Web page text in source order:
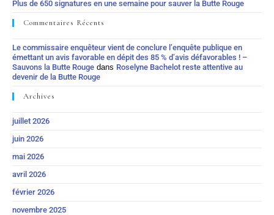
Plus de 650 signatures en une semaine pour sauver la Butte Rouge
Commentaires Récents
Le commissaire enquêteur vient de conclure l’enquête publique en
émettant un avis favorable en dépit des 85 % d’avis défavorables ! –
Sauvons la Butte Rouge dans Roselyne Bachelot reste attentive au
devenir de la Butte Rouge
Archives
juillet 2026
juin 2026
mai 2026
avril 2026
février 2026
novembre 2025